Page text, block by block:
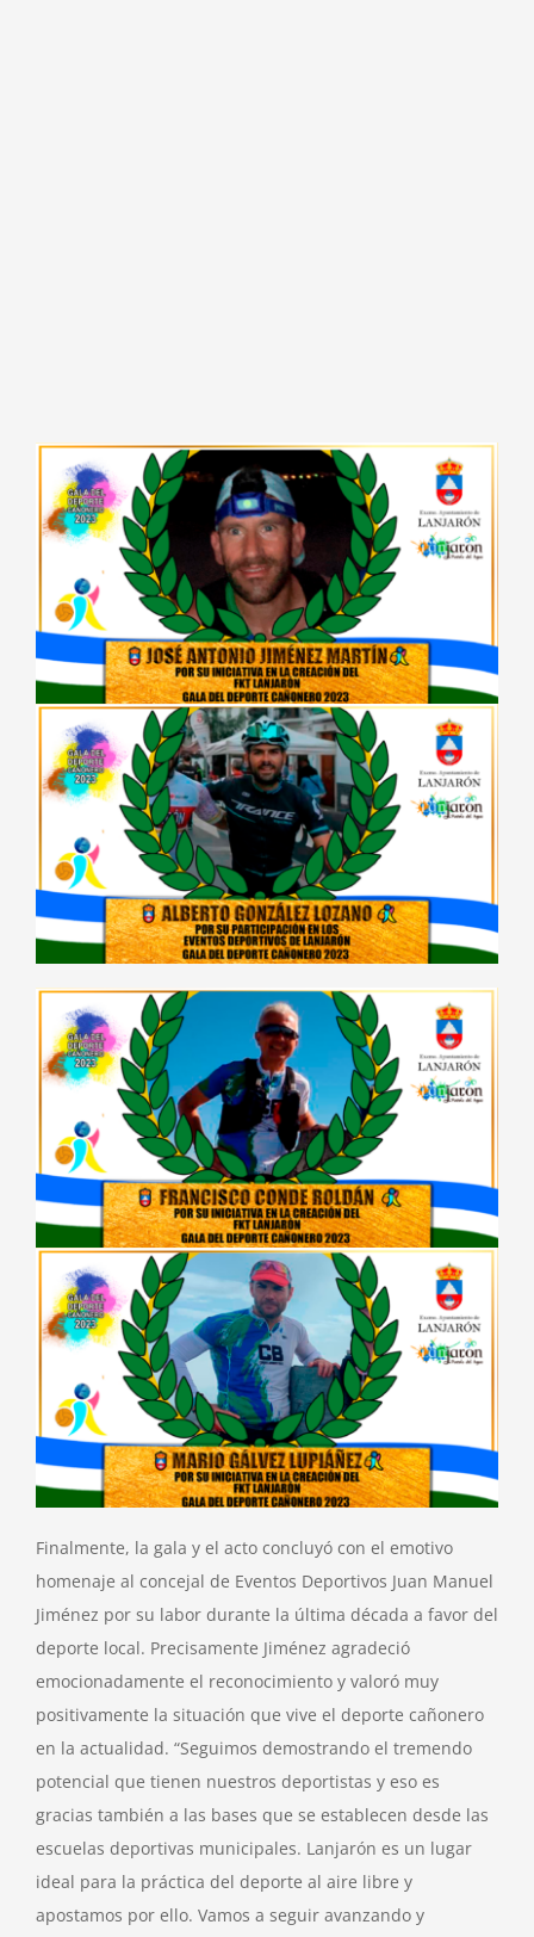
Finalmente, la gala y el acto concluyó con el emotivo
homenaje al concejal de Eventos Deportivos Juan Manuel
Jiménez por su labor durante la última década a favor del
deporte local. Precisamente Jiménez agradeció
emocionadamente el reconocimiento y valoró muy
positivamente la situación que vive el deporte cañonero
en la actualidad. “Seguimos demostrando el tremendo
potencial que tienen nuestros deportistas y eso es
gracias también a las bases que se establecen desde las
escuelas deportivas municipales. Lanjarón es un lugar
ideal para la práctica del deporte al aire libre y
apostamos por ello. Vamos a seguir avanzando y